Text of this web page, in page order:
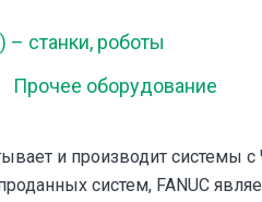
– станки, роботы
Прочее оборудование
и производит системы
систем, FANUC